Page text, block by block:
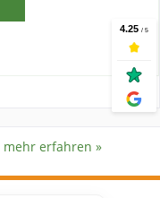
mehr erfahren »